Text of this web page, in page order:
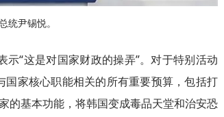
统尹锡悦。
示“这是对国家财政的操弄”。对于特别活动
家核心职能相关的所有重要预算，包括打
的基本功能，将韩国变成毒品天堂和治安恐